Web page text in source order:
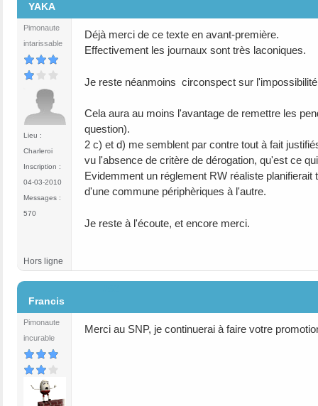
YAKA
Pimonaute
intarissable
Lieu :
Charleroi
Inscription :
04-03-2010
Messages :
570
Déjà merci de ce texte en avant-première.
Effectivement les journaux sont très laconiques.
Je reste néanmoins circonspect sur
Cela aura au moins l'avantage de remettre les
question).
2 c) et d) me semblent par contre tout à fait
vu l'absence de critère de dérogation, qu'est ce
Evidemment un réglement RW réaliste
d'une commune périphèriques à l'autre.
Je reste à l'écoute, et encore merci.
Hors ligne
Francis
Pimonaute
incurable
Merci au SNP, je continuerai à faire votre